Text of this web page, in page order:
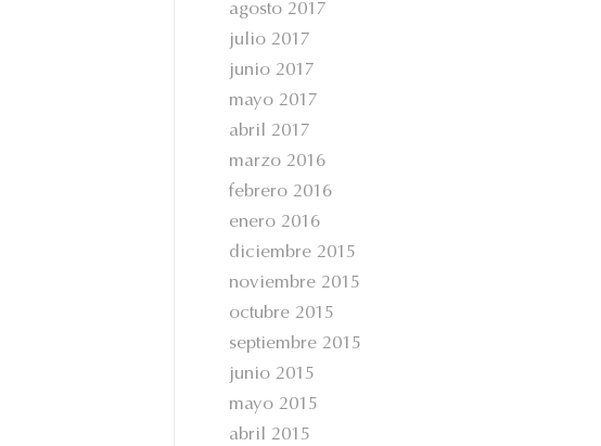
agosto 2017
julio 2017
junio 2017
mayo 2017
abril 2017
marzo 2016
febrero 2016
enero 2016
diciembre 2015
noviembre 2015
octubre 2015
septiembre 2015
junio 2015
mayo 2015
abril 2015